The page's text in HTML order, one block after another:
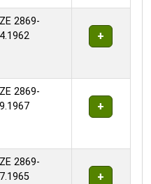
ZE 2869-
4.1962
ZE 2869-
9.1967
ZE 2869-
7.1965